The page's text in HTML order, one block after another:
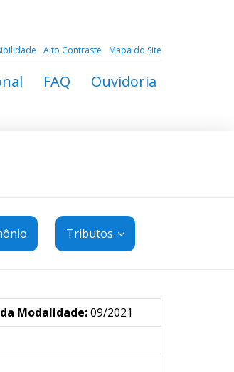
Alto Contraste Mapa do Site
FAQ Ouvidoria
Tributos
Modalidade:09/2021